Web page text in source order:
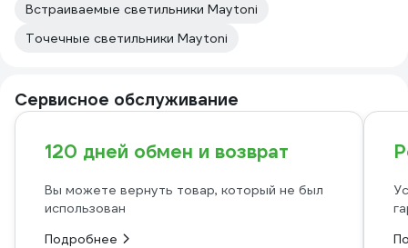
Встраиваемые светильники Maytoni
Точечные светильники Maytoni
Сервисное обслуживание
120 дней обмен и возврат
Вы можете вернуть товар, который не был
использован
Подробнее